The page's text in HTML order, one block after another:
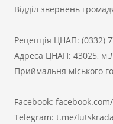
Відділ звернень
Рецепція ЦНАП: (0332)
Адреса ЦНАП: 43025,
Приймальня міського
Facebook:
Telegram: t.me/